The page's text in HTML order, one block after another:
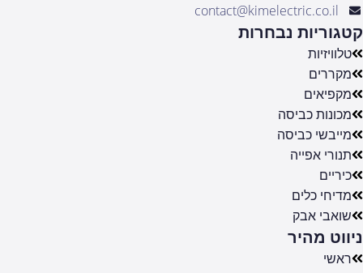
contact@kimelectric.co.il
קטגוריות נבחרות
טלוויזיות
מקררים
מקפיאים
מכונות כביסה
מייבשי כביסה
תנורי אפייה
כיריים
מדיחי כלים
שואבי אבק
ניווט מהיר
ראשי